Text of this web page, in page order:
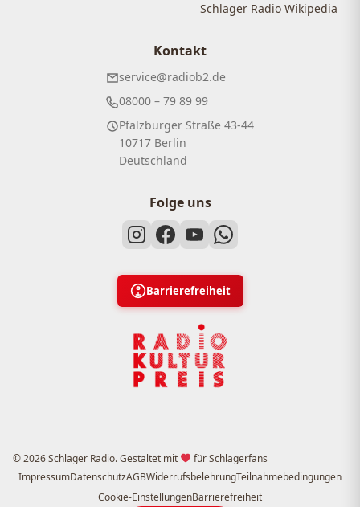
Schlager Radio Wikipedia
Kontakt
service@radiob2.de
08000 – 79 89 99
Pfalzburger Straße 43-44
10717 Berlin
Deutschland
Folge uns
Barrierefreiheit
© 2026 Schlager Radio. Gestaltet mit
für Schlagerfans
ImpressumDatenschutzAGBWiderrufsbelehrungTeilnahmebedingungen
Cookie-EinstellungenBarrierefreiheit